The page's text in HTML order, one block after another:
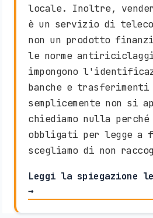
locale. Inoltre,
è un servizio di
non un prodotto
le norme
impongono
banche e trasferimenti
semplicemente non si
chiediamo nulla perché
obbligati per legge a
scegliamo di non
Leggi la spiegazione
→